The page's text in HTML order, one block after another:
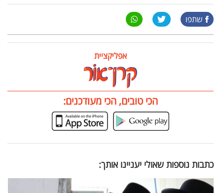
שתפו
אפליקציית
הכי טובים, הכי מעודכנים:
כתבות נוספות שאולי יעניינו אותך: